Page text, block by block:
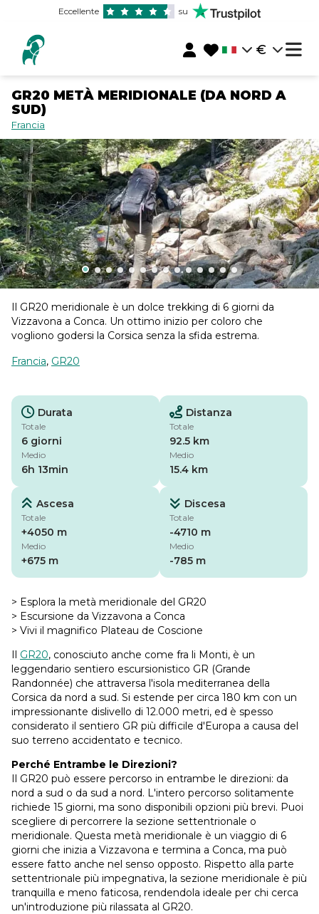
Eccellente su
€
GR20 METÀ MERIDIONALE (DA NORD A
SUD)
Francia
Il GR20 meridionale è un dolce trekking di 6 giorni da
Vizzavona a Conca. Un ottimo inizio per coloro che
vogliono godersi la Corsica senza la sfida estrema.
Francia, GR20
Durata
Totale
6 giorni
Medio
6h 13min
Distanza
Totale
92.5 km
Medio
15.4 km
Ascesa
Totale
+4050 m
Medio
+675 m
Discesa
Totale
-4710 m
Medio
-785 m
> Esplora la metà meridionale del GR20
> Escursione da Vizzavona a Conca
> Vivi il magnifico Plateau de Coscione
Il GR20, conosciuto anche come fra li Monti, è un
leggendario sentiero escursionistico GR (Grande
Randonnée) che attraversa l'isola mediterranea della
Corsica da nord a sud. Si estende per circa 180 km con un
impressionante dislivello di 12.000 metri, ed è spesso
considerato il sentiero GR più difficile d'Europa a causa del
suo terreno accidentato e tecnico.
Perché Entrambe le Direzioni?
Il GR20 può essere percorso in entrambe le direzioni: da
nord a sud o da sud a nord. L'intero percorso solitamente
richiede 15 giorni, ma sono disponibili opzioni più brevi. Puoi
scegliere di percorrere la sezione settentrionale o
meridionale. Questa metà meridionale è un viaggio di 6
giorni che inizia a Vizzavona e termina a Conca, ma può
essere fatto anche nel senso opposto. Rispetto alla parte
settentrionale più impegnativa, la sezione meridionale è più
tranquilla e meno faticosa, rendendola ideale per chi cerca
un'introduzione più rilassata al GR20.